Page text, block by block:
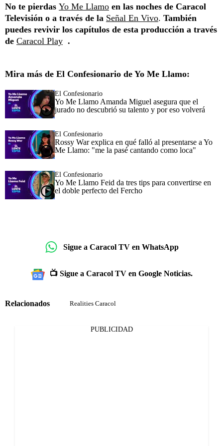
No te pierdas Yo Me Llamo en las noches de Caracol
Televisión o a través de la Señal En Vivo. También
puedes revivir los capítulos de esta producción a través
de Caracol Play .
Mira más de El Confesionario de Yo Me Llamo:
El Confesionario
Yo Me Llamo Amanda Miguel asegura que el
jurado no descubrió su talento y por eso volverá
El Confesionario
Rossy War explica en qué falló al presentarse a Yo
Me Llamo: "me la pasé cantando como loca"
El Confesionario
Yo Me Llamo Feid da tres tips para convertirse en
el doble perfecto del Fercho
Sigue a Caracol TV en WhatsApp
📺 Sigue a Caracol TV en Google Noticias.
Relacionados Realities Caracol
PUBLICIDAD